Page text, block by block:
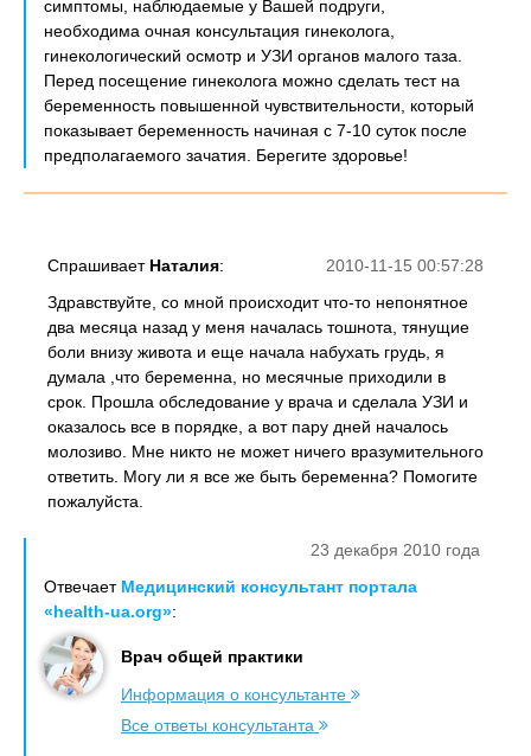
симптомы, наблюдаемые у Вашей подруги,
необходима очная консультация гинеколога,
гинекологический осмотр и УЗИ органов малого таза.
Перед посещение гинеколога можно сделать тест на
беременность повышенной чувствительности, который
показывает беременность начиная с 7-10 суток после
предполагаемого зачатия. Берегите здоровье!
2010-11-15 00:57:28
Спрашивает Наталия:
Здравствуйте, со мной происходит что-то непонятное
два месяца назад у меня началась тошнота, тянущие
боли внизу живота и еще начала набухать грудь, я
думала ,что беременна, но месячные приходили в
срок. Прошла обследование у врача и сделала УЗИ и
оказалось все в порядке, а вот пару дней началось
молозиво. Мне никто не может ничего вразумительного
ответить. Могу ли я все же быть беременна? Помогите
пожалуйста.
23 декабря 2010 года
Отвечает Медицинский консультант портала
«health-ua.org»:
Врач общей практики
Информация о консультанте
Все ответы консультанта